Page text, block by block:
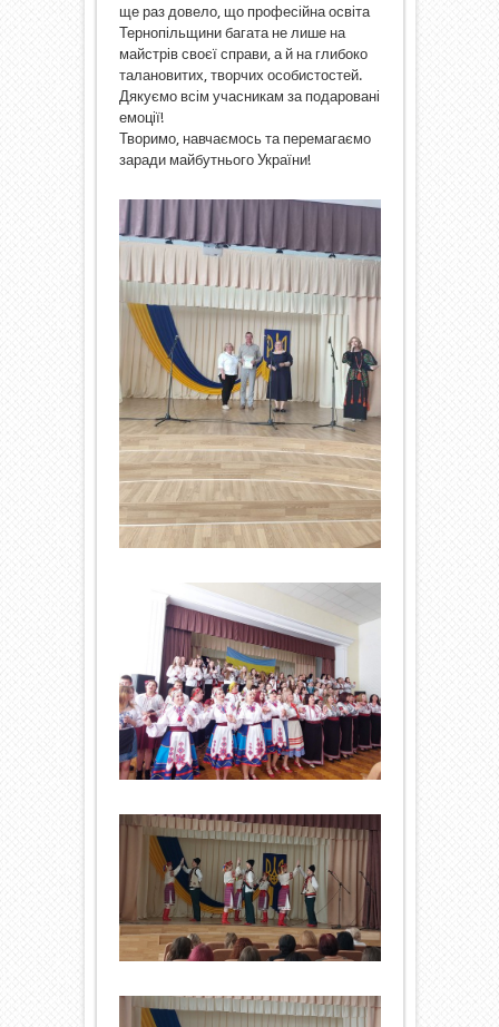
ще раз довело, що професійна освіта
Тернопільщини багата не лише на
майстрів своєї справи, а й на глибоко
талановитих, творчих особистостей.
Дякуємо всім учасникам за подаровані
емоції!
Творимо, навчаємось та перемагаємо
заради майбутнього України!